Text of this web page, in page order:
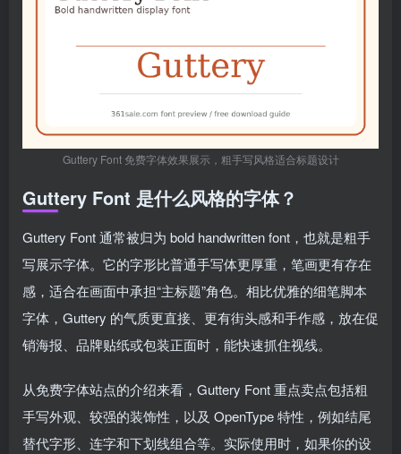
Guttery Font 免费字体效果展示，粗手写风格适合标题设计
Guttery Font 是什么风格的字体？
Guttery Font 通常被归为 bold handwritten font，也就是粗手
写展示字体。它的字形比普通手写体更厚重，笔画更有存在
感，适合在画面中承担“主标题”角色。相比优雅的细笔脚本
字体，Guttery 的气质更直接、更有街头感和手作感，放在促
销海报、品牌贴纸或包装正面时，能快速抓住视线。
从免费字体站点的介绍来看，Guttery Font 重点卖点包括粗
手写外观、较强的装饰性，以及 OpenType 特性，例如结尾
替代字形、连字和下划线组合等。实际使用时，如果你的设